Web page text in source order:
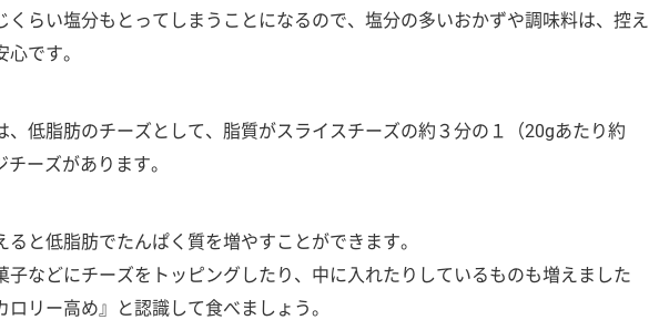
くらい塩分もとってしまうことになるので、塩分の多いおかずや調味料は、控え
です。
、低脂肪のチーズとして、脂質がスライスチーズの約３分の１（20gあたり約
ーズがあります。
ると低脂肪でたんぱく質を増やすことができます。
子などにチーズをトッピングしたり、中に入れたりしているものも増えました
リー高め』と認識して食べましょう。